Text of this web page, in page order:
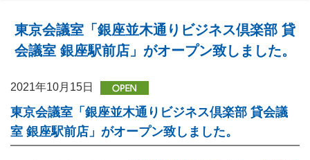
東京会議室「銀座並木通りビジネス倶楽部 貸
会議室 銀座駅前店」がオープン致しました。
2021年10月15日
東京会議室「銀座並木通りビジネス倶楽部 貸会議
室 銀座駅前店」がオープン致しました。